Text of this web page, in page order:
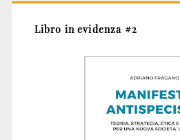
Libro in evidenza #2